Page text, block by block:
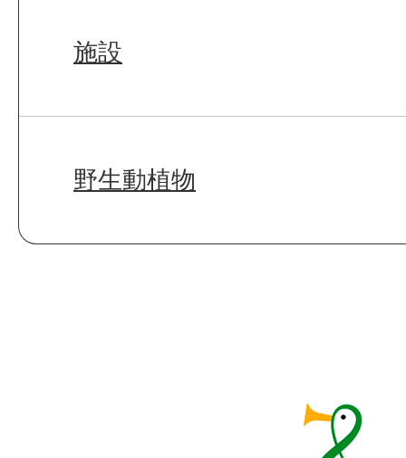
施設
野生動植物